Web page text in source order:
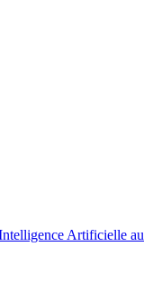
Artificielle au